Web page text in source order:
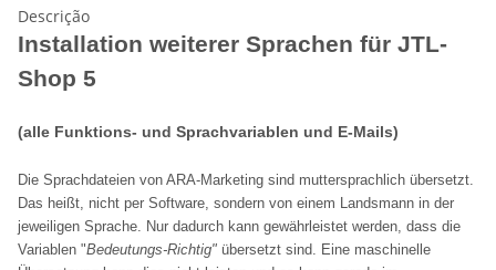
Descrição
Installation weiterer Sprachen für JTL-
Shop 5
(alle Funktions- und Sprachvariablen und E-Mails)
Die Sprachdateien von ARA-Marketing sind muttersprachlich übersetzt.
Das heißt, nicht per Software, sondern von einem Landsmann in der
jeweiligen Sprache. Nur dadurch kann gewährleistet werden, dass die
Variablen "Bedeutungs-Richtig" übersetzt sind. Eine maschinelle